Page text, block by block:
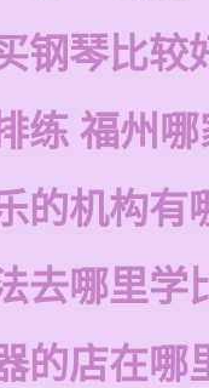
钢琴比较
练 福州
的机构有
去哪里学
的店在哪